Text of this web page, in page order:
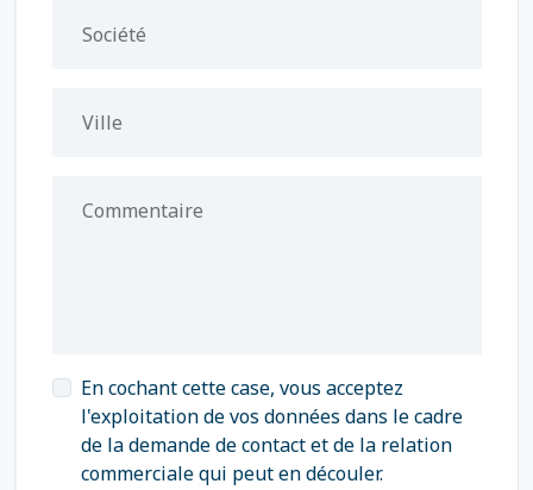
Société
Ville
Commentaire
En cochant cette case, vous acceptez
l'exploitation de vos données dans le cadre
de la demande de contact et de la relation
commerciale qui peut en découler.